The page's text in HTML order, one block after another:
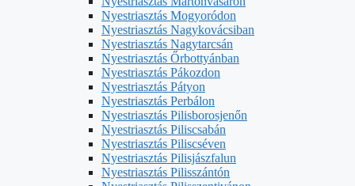
Nyestriasztás Mogyoródon
Nyestriasztás Nagykovácsiban
Nyestriasztás Nagytarcsán
Nyestriasztás Őrbottyánban
Nyestriasztás Pákozdon
Nyestriasztás Pátyon
Nyestriasztás Perbálon
Nyestriasztás Pilisborosjenőn
Nyestriasztás Piliscsabán
Nyestriasztás Piliscséven
Nyestriasztás Pilisjászfalun
Nyestriasztás Pilisszántón